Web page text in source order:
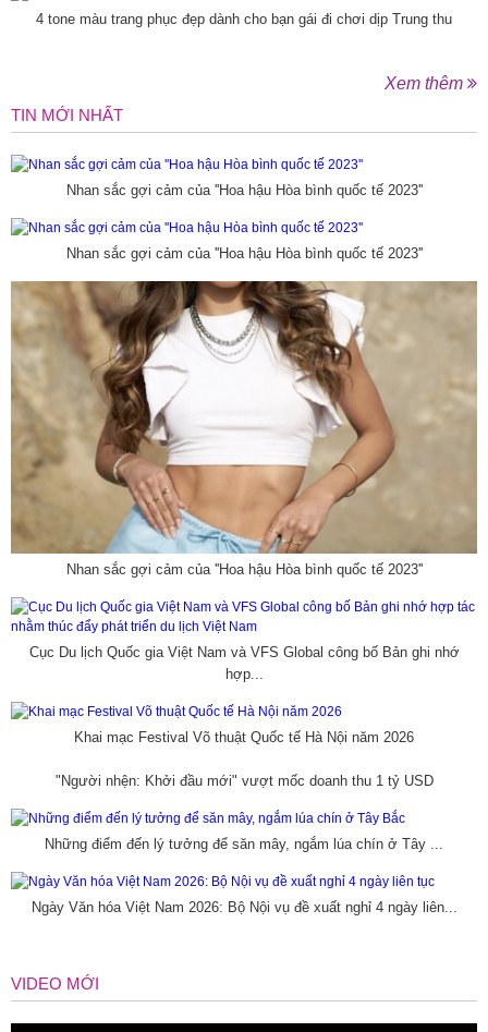
4 tone màu trang phục đẹp dành cho bạn gái đi chơi dịp Trung thu
Xem thêm
TIN MỚI NHẤT
Nhan sắc gợi cảm của ''Hoa hậu Hòa bình quốc tế 2023''
Nhan sắc gợi cảm của ''Hoa hậu Hòa bình quốc tế 2023''
Nhan sắc gợi cảm của ''Hoa hậu Hòa bình quốc tế 2023''
Cục Du lịch Quốc gia Việt Nam và VFS Global công bố Bản ghi nhớ
hợp...
Khai mạc Festival Võ thuật Quốc tế Hà Nội năm 2026
"Người nhện: Khởi đầu mới" vượt mốc doanh thu 1 tỷ USD
Những điểm đến lý tưởng để săn mây, ngắm lúa chín ở Tây ...
Ngày Văn hóa Việt Nam 2026: Bộ Nội vụ đề xuất nghỉ 4 ngày liên...
VIDEO MỚI